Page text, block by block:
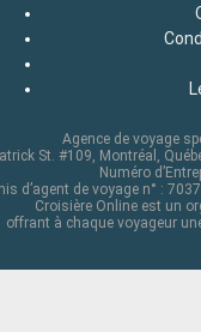
Agence de voyage
St. #109, Montréal,
Numéro
d’agent de voyage n° :
Croisière Online est un
offrant à chaque voyageur